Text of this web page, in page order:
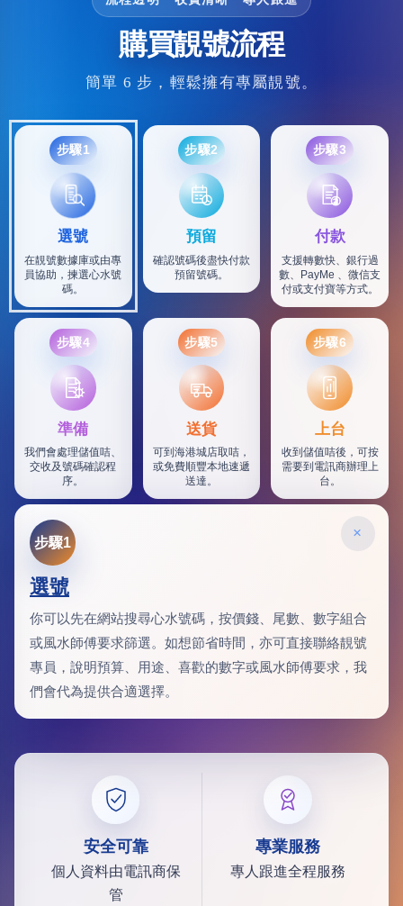
購買靚號流程
簡單 6 步，輕鬆擁有專屬靚號。
步驟1
選號
在靚號數據庫或由專
員協助，揀選心水號
碼。
步驟2
預留
確認號碼後盡快付款
預留號碼。
步驟3
付款
支援轉數快、銀行過
數、PayMe 、微信支
付或支付寶等方式。
步驟4
準備
我們會處理儲值咭、
交收及號碼確認程
序。
步驟5
SF
送貨
可到海港城店取咭，
或免費順豐本地速遞
送達。
步驟6
上台
收到儲值咭後，可按
需要到電訊商辦理上
台。
×
步驟1
選號
你可以先在網站搜尋心水號碼，按價錢、尾數、數字組合
或風水師傅要求篩選。如想節省時間，亦可直接聯絡靚號
專員，說明預算、用途、喜歡的數字或風水師傅要求，我
們會代為提供合適選擇。
安全可靠
個人資料由電訊商保
管
專業服務
專人跟進全程服務